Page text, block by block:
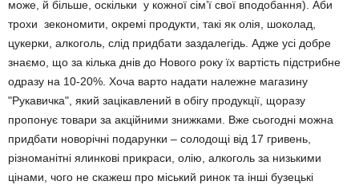
може, й більше, оскільки у кожної сім’ї свої вподобання). Аби
трохи зекономити, окремі продукти, такі як олія, шоколад,
цукерки, алкоголь, слід придбати заздалегідь. Адже усі добре
знаємо, що за кілька днів до Нового року їх вартість підстрибне
одразу на 10-20%. Хоча варто надати належне магазину
"Рукавичка", який зацікавлений в обігу продукції, щоразу
пропонує товари за акційними знижками. Вже сьогодні можна
придбати новорічні подарунки – солодощі від 17 гривень,
різноманітні ялинкові прикраси, олію, алкоголь за низькими
цінами, чого не скажеш про міський ринок та інші бузецькі